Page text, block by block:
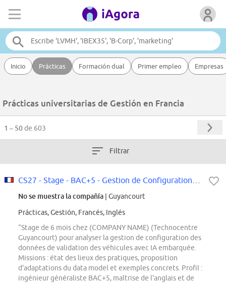
Inicio Prácticas Formación dual Primer empleo Empresas
Prácticas universitarias de Gestión en Francia
1 – 50de 603
Filtrar
No se muestra la compañía | Guyancourt
Prácticas, Gestión, Francés, Inglés
“Stage de 6 mois chez (COMPANY NAME) (Technocentre
Guyancourt) pour analyser la gestion de configuration des
données de validation des véhicules avec IA embarquée.
Missions : état des lieux des pratiques, proposition
d'adaptations du data model et exemples concrets. Profil :
ingénieur généraliste BAC+5, maîtrise de l'anglais et de